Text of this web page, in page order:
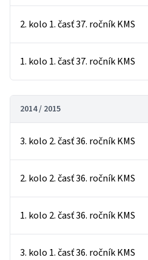
2. kolo 1. časť 37. ročník KMS
1. kolo 1. časť 37. ročník KMS
2014 / 2015
3. kolo 2. časť 36. ročník KMS
2. kolo 2. časť 36. ročník KMS
1. kolo 2. časť 36. ročník KMS
3. kolo 1. časť 36. ročník KMS